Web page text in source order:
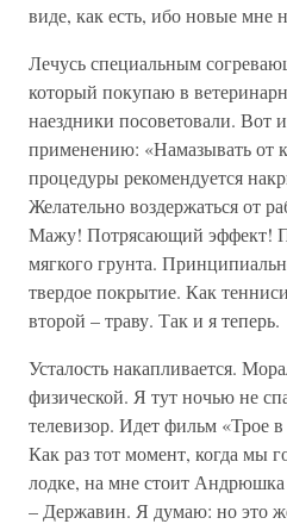
виде, как есть, ибо новые мне
Лечусь специальным
который покупаю в
наездники посоветовали. Вот
применению: «Намазывать от
процедуры рекомендуется
Желательно воздержаться от
Мажу! Потрясающий эффект!
мягкого грунта.
твердое покрытие. Как
второй – траву. Так и я теперь.
Усталость накапливается.
физической. Я тут ночью не
телевизор. Идет фильм «Трое
Как раз тот момент, когда мы
лодке, на мне стоит
– Державин. Я думаю: но это